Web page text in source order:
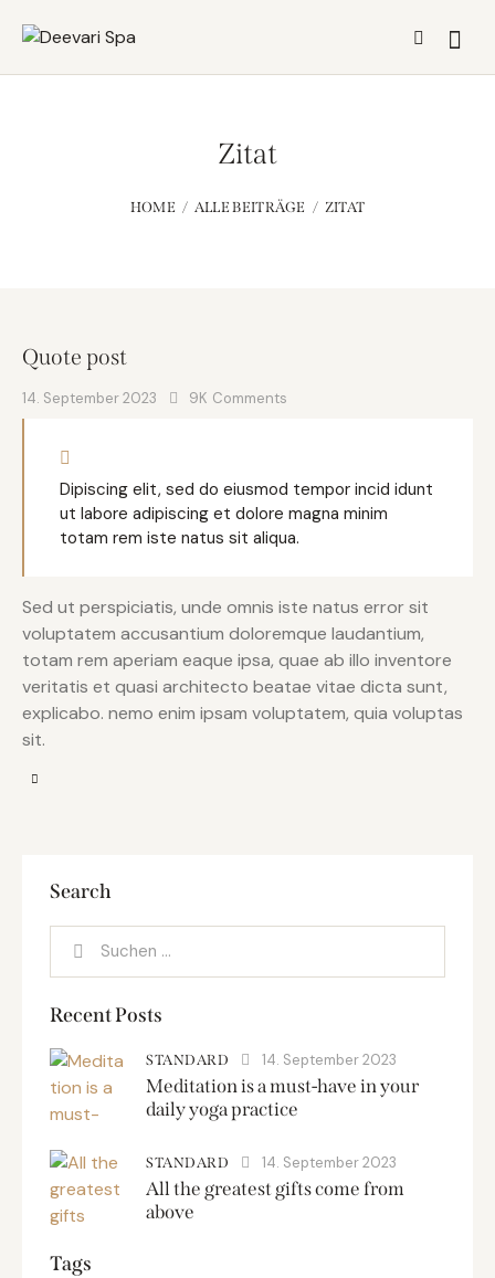
Zitat
HOME ALLE BEITRÄGE ZITAT
Quote post
14. September 2023 9K Comments
Dipiscing elit, sed do eiusmod tempor incid idunt
ut labore adipiscing et dolore magna minim
totam rem iste natus sit aliqua.
Sed ut perspiciatis, unde omnis iste natus error sit
voluptatem accusantium doloremque laudantium,
totam rem aperiam eaque ipsa, quae ab illo inventore
veritatis et quasi architecto beatae vitae dicta sunt,
explicabo. nemo enim ipsam voluptatem, quia voluptas
sit.
Search
Recent Posts
STANDARD 14. September 2023
Meditation is a must-have in your
daily yoga practice
STANDARD 14. September 2023
All the greatest gifts come from
above
Tags